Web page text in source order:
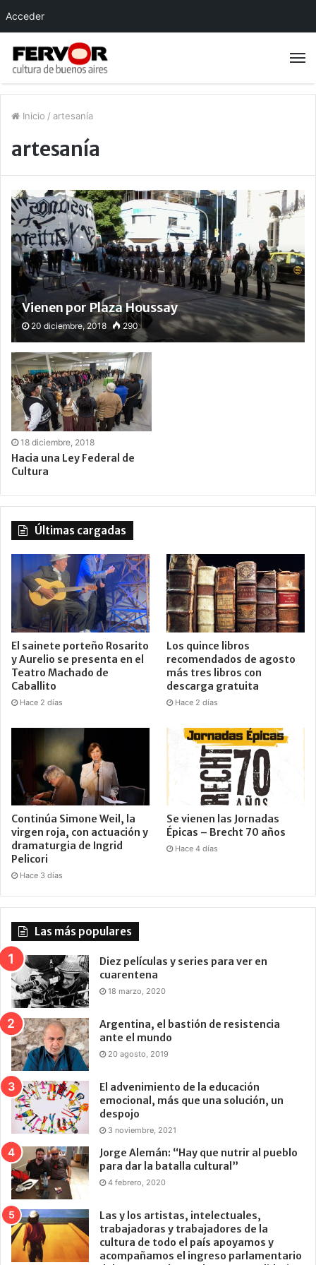
Inicio / artesanía
artesanía
Vienen por Plaza Houssay
20 diciembre, 2018 290
18 diciembre, 2018
Hacia una Ley Federal de
Cultura
Últimas cargadas
El sainete porteño Rosarito
y Aurelio se presenta en el
Teatro Machado de
Caballito
Hace 2 días
Los quince libros
recomendados de agosto
más tres libros con
descarga gratuita
Hace 2 días
Continúa Simone Weil, la
virgen roja, con actuación y
dramaturgia de Ingrid
Pelicori
Hace 3 días
Se vienen las Jornadas
Épicas – Brecht 70 años
Hace 4 días
Las más populares
Diez películas y series para ver en
cuarentena
18 marzo, 2020
Argentina, el bastión de resistencia
ante el mundo
20 agosto, 2019
El advenimiento de la educación
emocional, más que una solución, un
despojo
3 noviembre, 2021
Jorge Alemán: “Hay que nutrir al pueblo
para dar la batalla cultural”
4 febrero, 2020
Las y los artistas, intelectuales,
trabajadoras y trabajadores de la
cultura de todo el país apoyamos y
acompañamos el ingreso parlamentario
Acceder